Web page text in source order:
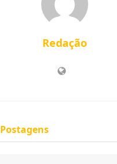
Redação
Postagens